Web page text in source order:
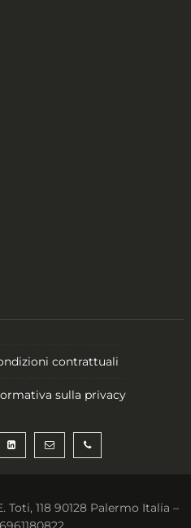
contrattuali
sulla privacy
Toti, 118 90128 Palermo Italia –